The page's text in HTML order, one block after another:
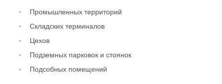
Промышленных территорий
Складских терминалов
Цехов
Подземных парковок и стоянок
Подсобных помещений